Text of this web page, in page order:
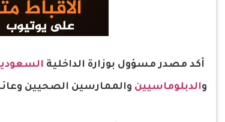
أكد مصدر مسؤول بوزارة الداخلية
والدبلوماسيين والممارسين الصحيين وعائلاتهم مؤقتًا للقادمين